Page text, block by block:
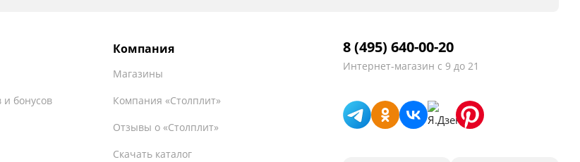
и бонусов
Компания
Магазины
Компания «Столплит»
Отзывы о «Столплит»
Скачать каталог
8 (495) 640-00-20
Интернет-магазин с 9 до 21